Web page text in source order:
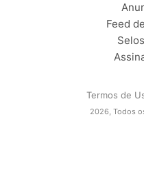
Feed
Termos de
2026, Todos